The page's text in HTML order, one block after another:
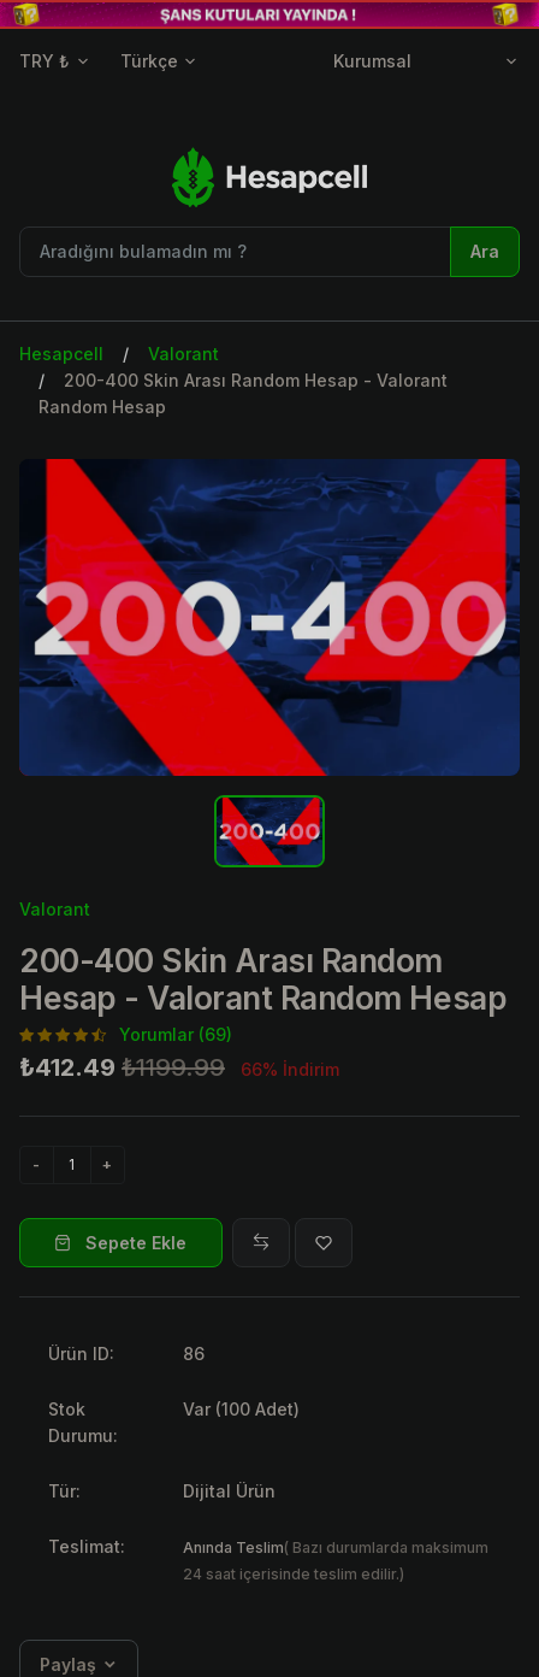
TRY ₺ Türkçe Kurumsal
Ara
Hesapcell
Valorant
200-400 Skin Arası Random Hesap - Valorant
Random Hesap
Valorant
200-400 Skin Arası Random
Hesap - Valorant Random Hesap
Yorumlar (69)
₺412.49 ₺1199.99 66% İndirim
Sepete Ekle
Ürün ID: 86
Stok
Durumu:
Var (100 Adet)
Tür: Dijital Ürün
Teslimat: Anında Teslim( Bazı durumlarda maksimum
24 saat içerisinde teslim edilir.)
Paylaş